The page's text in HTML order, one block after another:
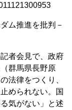
ム推進を批判－
者会見で、政府
群馬県長野原
法律をつくり、
められない。国
気がない」と述